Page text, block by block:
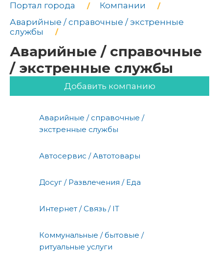
Портал города
Компании
Аварийные / справочные / экстренные
службы
Аварийные / справочные
/ экстренные службы
Добавить компанию
Аварийные / справочные /
экстренные службы
Автосервис / Автотовары
Досуг / Развлечения / Еда
Интернет / Связь / IT
Коммунальные / бытовые /
ритуальные услуги